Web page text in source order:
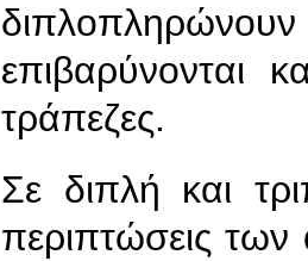
επιβαρύνονται
τράπεζες.
Σε διπλή και
περιπτώσεις